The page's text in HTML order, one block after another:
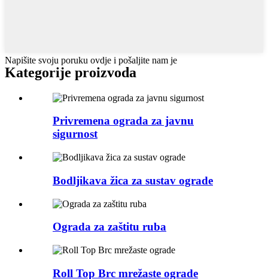
Napišite svoju poruku ovdje i pošaljite nam je
Kategorije proizvoda
Privremena ograda za javnu
sigurnost
Bodljikava žica za sustav ograde
Ograda za zaštitu ruba
Roll Top Brc mrežaste ograde